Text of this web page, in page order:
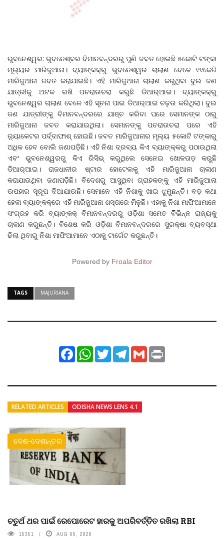
ଭୁବନେଶ୍ୱର: ଭୁବନେଶ୍ବର ବିମାନବନ୍ଦରରୁ ପୁଣି ଜବତ ହୋଇଛି ୫କୋଟି ଟଙ୍କା
ମୂଲ୍ୟର ମାରିଜୁଆନା। ବ୍ୟାଙ୍କକ୍‌ରୁ ଭୁବନେଶ୍ୱର ଚାଲାଣ ବେଳେ ୧୧କେଜି
ମାରିଜୁଆନା ଜବତ କରାଯାଇଛି। ଏହି ମାରିଜୁଆନା ଚାଲାଣ କରୁଥିବା ଦୁଇ ଜଣ
ଯାତ୍ରୀକୁ ଅଟକ ରଖି ପଚରାଉଚରା କରୁଛି ଡିଆର୍‌ଆଇ। ବ୍ୟାଙ୍କକ୍‌ରୁ
ଭୁବନେଶ୍ୱର ଚାଲାଣ ବେଳେ ଏହି ସୂଚନା ପାଇ ଡିଆର୍‌ଆଇ ଚଢ଼ଉ କରିଥିଲା। ଦୁଇ
ଜଣ ଯାତ୍ରୀଙ୍କୁ ବିମାନବନ୍ଦରରେ ଯାଞ୍ଚ କରିବା ପରେ ସେମାନଙ୍କ ଠାରୁ
ମାରିଜୁଆନା ଜବତ କରାଯାଇଥିଲା। ସେମାନଙ୍କୁ ପଚରାଉଚରା ପରେ ଏହି
ର଼୍ୟାକେଟର ପର୍ଦ୍ଦାଫାଶ୍‌ ହୋଇଛି। ଜବତ ମାରିଜୁଆନାର ମୂଲ୍ୟ ୫କୋଟି ଟଙ୍କାରୁ
ଅଧିକ ହେବ ବୋଲି ଜଣାପଡ଼ିଛି। ଏହି ନିଶା ଦ୍ରବ୍ୟ କିଏ ବ୍ୟାଙ୍କ୍‌କରୁ ପଠାଉଥିଲା
ଏବଂ ଭୁବନେଶ୍ୱରରୁ କିଏ ରିସିଭ୍‌ କରୁଥିଲେ ସେନେଇ ଖୋଳତାଡ଼ କରୁଛି
ଡିଆର୍‌ଆଇ। ରାଜଧାନୀର ଷ୍ଟାର ହୋଟେଲକୁ ଏହି ମାରିଜୁଆନା ଚାଲାଣ
କରାଯାଉଥିବା ଜଣାପଡ଼ିଛି। ବିଦେଶରୁ ଆସୁଥିବା ଗ୍ରାହକଙ୍କୁ ଏହି ମାରିଜୁଆନା
ଉପହାର ସୂରୂପ ଦିଆଯାଉଛି। ସେମାନେ ଏହି ନିଶାକୁ ଖାଇ ଝୁମୁଛନ୍ତି। ବଡ଼ କଥା
ହେଲା ବ୍ୟାଙ୍କକ୍‌ରେ ଏହି ମାରିଜୁଆନା ଶସ୍ତାରେ ମିଳୁଛି। ଏହାକୁ ନିଶା ମାଫିଆମାନେ
ସଂଗ୍ରହ କରି ବ୍ୟାଙ୍କକ୍‌ ବିମାନବନ୍ଦରରୁ ଓଡ଼ିଶା ସମେତ ବିିଭିନ୍ନ ରାଜ୍ୟକୁ
ଚାଲାଣ କରୁଛନ୍ତି। ବିଶେଷ କରି ଓଡ଼ିଶା ବିମାନବନ୍ଦରରେ ସୁରକ୍ଷା ବ୍ୟବସ୍ଥା
ଢିଲା ଥିବାରୁ ନିଶା ମାଫିଆମାନେ ଏଠାକୁ ଟାର୍ଗେଟ କରୁଛନ୍ତି।
Powered by Froala Editor
TAGS MAJURIANA
FacebookWhatsApp
TwitterTelegram
Gmail
RELATED ARTICLES ODISHA NEWS LENS 4.1
ଦେଶ-ଦେଶାନ୍ତର
ଚତୁର୍ଥ ଥର ପାଇଁ ରେପୋରେଟ ହାରକୁ ଅପରିବର୍ତ୍ତିତ ରଖିଲା RBI
15351 AUG 05, 2026